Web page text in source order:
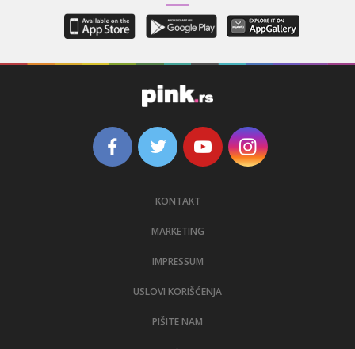
KONTAKT
MARKETING
IMPRESSUM
USLOVI KORIŠĆENJA
PIŠITE NAM